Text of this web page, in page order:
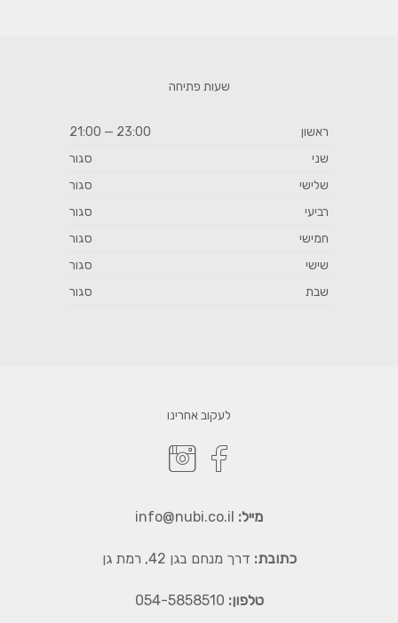
שעות פתיחה
ראשון
23:00 — 21:00
שני
סגור
שלישי
סגור
רביעי
סגור
חמישי
סגור
שישי
סגור
שבת
סגור
לעקוב אחרינו
מייל:
כתובת: דרך מנחם בגן 42, רמת גן
טלפון: